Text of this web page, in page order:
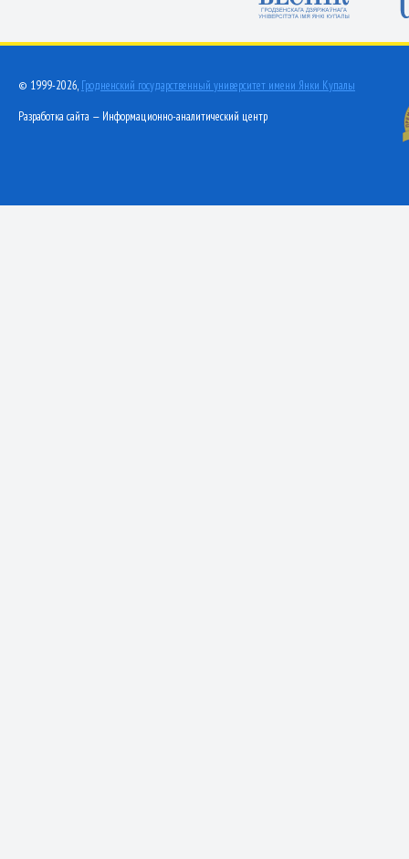
© 1999-2026, Гродненский государственный университет имени Янки Купалы
Разработка сайта — Информационно-аналитический центр